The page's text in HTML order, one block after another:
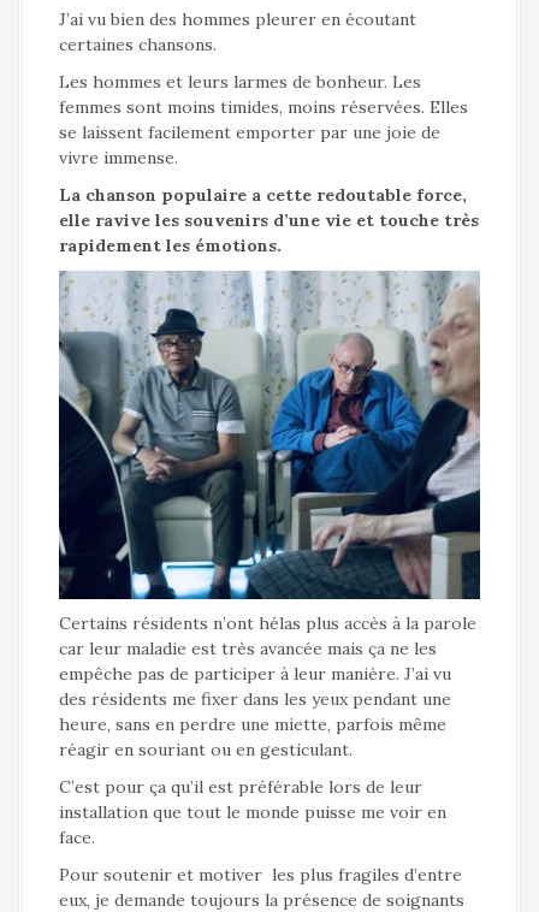
J’ai vu bien des hommes pleurer en écoutant
certaines chansons.
Les hommes et leurs larmes de bonheur. Les
femmes sont moins timides, moins réservées. Elles
se laissent facilement emporter par une joie de
vivre immense.
La chanson populaire a cette redoutable force,
elle ravive les souvenirs d’une vie et touche très
rapidement les émotions.
Certains résidents n’ont hélas plus accès à la parole
car leur maladie est très avancée mais ça ne les
empêche pas de participer à leur manière. J’ai vu
des résidents me fixer dans les yeux pendant une
heure, sans en perdre une miette, parfois même
réagir en souriant ou en gesticulant.
C’est pour ça qu’il est préférable lors de leur
installation que tout le monde puisse me voir en
face.
Pour soutenir et motiver les plus fragiles d’entre
eux, je demande toujours la présence de soignants